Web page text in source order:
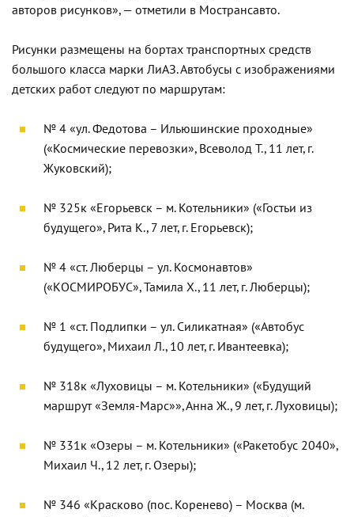
авторов рисунков», — отметили в Мострансавто.
Рисунки размещены на бортах транспортных средств
большого класса марки ЛиАЗ. Автобусы с изображениями
детских работ следуют по маршрутам:
№ 4 «ул. Федотова – Ильюшинские проходные»
(«Космические перевозки», Всеволод Т., 11 лет, г.
Жуковский);
№ 325к «Егорьевск – м. Котельники» («Гостьи из
будущего», Рита К., 7 лет, г. Егорьевск);
№ 4 «ст. Люберцы – ул. Космонавтов»
(«КОСМИРОБУС», Тамила Х., 11 лет, г. Люберцы);
№ 1 «ст. Подлипки – ул. Силикатная» («Автобус
будущего», Михаил Л., 10 лет, г. Ивантеевка);
№ 318к «Луховицы – м. Котельники» («Будущий
маршрут «Земля-Марс»», Анна Ж., 9 лет, г. Луховицы);
№ 331к «Озеры – м. Котельники» («Ракетобус 2040»,
Михаил Ч., 12 лет, г. Озеры);
№ 346 «Красково (пос. Коренево) – Москва (м.